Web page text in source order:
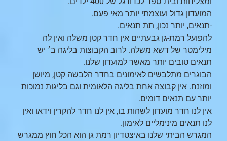
המועדון גדול ועוצמתי יותר מאי פעם.
-תנאים, יותר נכון, תת תנאים.
להפועל רמת-גן גבעתיים אין חדר קטן משלה ואין לה
מילימטר של דשא משלה. לרוב הקבוצות בליגה ב׳ יש
תנאים טובים יותר מאשר למועדון שלנו.
הבוגרים מתלבשים לאימונים בחדר הלבשה קטן, מיושן
ומוזנח. אין קבוצה אחת בליגה הלאומית וגם בליגות נמוכות
יותר עם תנאים דומים.
אין לנו חדר מועדון לשהות בו, אין לנו חדר להקרין וידאו ואין
לנו תנאים מינימליים לאימון.
המגרש הביתי שלנו באיצטדיון רמת גן הוא הכל חוץ ממגרש